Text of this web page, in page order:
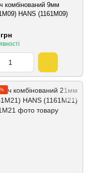
комбінований 9мм
HANS (1161М09)